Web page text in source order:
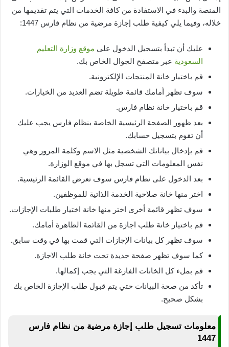
المنصة والبدء في الاستفادة من كافة الخدمات التي يتم تقديمها من
خلاله، وفيما يلي كيفية طلب إجازة مرضية من نظام فارس 1447:
عليك أن تبدأ بتسجيل الدخول على موقع وزارة التعليم
السعودية عبر متصفح الجوال الخاص بك.
قم باختيار خانة المنتجات الإلكترونية.
سوف تظهر أمامك قائمة طويلة تضم العديد من الخيارات.
قم باختيار خانة نظام فارس.
بعد ظهور الصفحة الرئيسية الخاصة بنظام فارس يجب عليك
أن تقوم بتسجيل حسابك.
قم بإدخال بياناتك الشخصية مثل الاسم وكلمة المرور وهي
نفس المعلومات التي تسجل بها في موقع الوزارة.
بعد الدخول على نظام فارس سوف تعرض القائمة الرئيسية.
اختر منها خانة صلاحية الخدمة الذاتية للموظفين.
سوف تظهر قائمة أخرى اختر منها خانة اختيار طلبات الإجازات.
قم باختيار خانة طلب اجازة من القائمة الظاهرة أمامك.
سوف تظهر كل بيانات الإجازات التي قمت بها في وقت سابق.
كما سوف تظهر صفحة جديدة تحت خانة طلب الاجازة.
قم بملء كل الخانات الفارغة التي يجب إكمالها.
تأكد من صحة البيانات حتي يتم قبول طلب الإجازة الخاص بك
بشكل صحيح.
معلومات تسجيل طلب إجازة مرضية من نظام فارس
1447